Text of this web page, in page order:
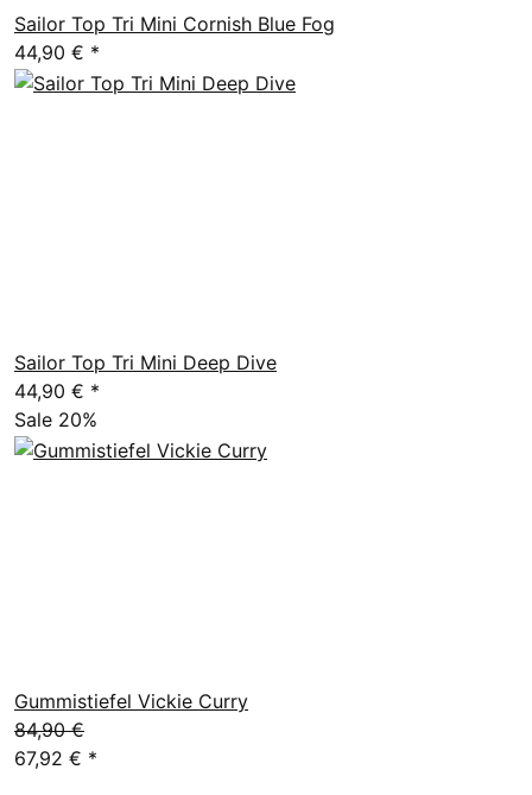
Sailor Top Tri Mini Cornish Blue Fog
44,90 € *
Sailor Top Tri Mini Deep Dive
44,90 € *
Sale 20%
Gummistiefel Vickie Curry
84,90 €
67,92 € *